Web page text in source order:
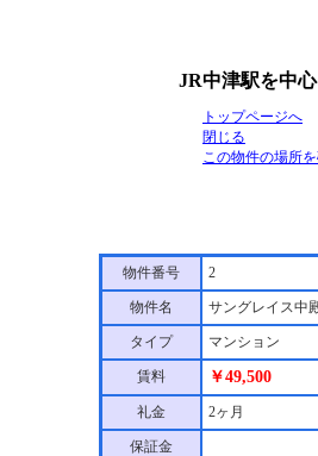
JR中津駅を中
トップページへ
閉じる
この物件の場所
物件番号 2
物件名 サングレイス中
タイプ マンション
賃料 ￥49,500
礼金 2ヶ月
保証金